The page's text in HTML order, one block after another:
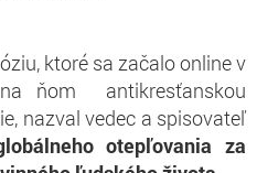
ktoré sa začalo online v
ňom antikresťanskou
nazval vedec a spisovateľ
otepľovania za